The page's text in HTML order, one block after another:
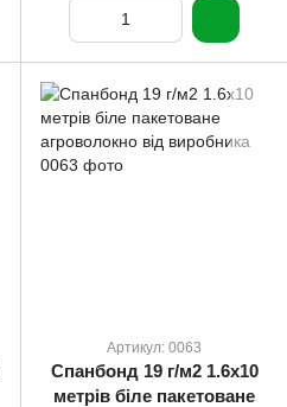
Артикул: 0063
Спанбонд 19 г/м2 1.6х10
метрів біле пакетоване